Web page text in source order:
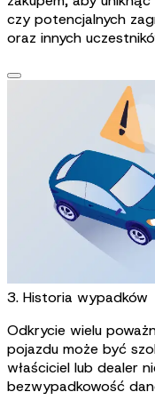
czy potencjalnych
oraz innych
3. Historia wypadków
Odkrycie wielu
pojazdu może być
właściciel lub dealer
bezwypadkowość